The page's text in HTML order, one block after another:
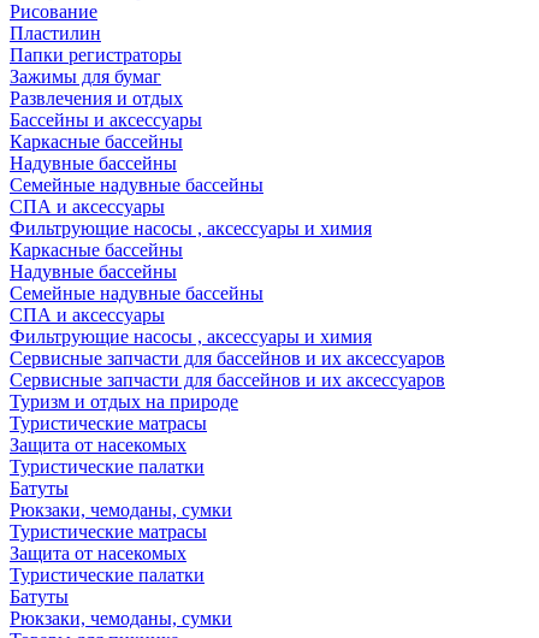
Рисование
Пластилин
Папки регистраторы
Зажимы для бумаг
Развлечения и отдых
Бассейны и аксессуары
Каркасные бассейны
Надувные бассейны
Семейные надувные бассейны
СПА и аксессуары
Фильтрующие насосы , аксессуары и химия
Каркасные бассейны
Надувные бассейны
Семейные надувные бассейны
СПА и аксессуары
Фильтрующие насосы , аксессуары и химия
Cервисные запчасти для бассейнов и их аксессуаров
Cервисные запчасти для бассейнов и их аксессуаров
Туризм и отдых на природе
Туристические матрасы
Защита от насекомых
Туристические палатки
Батуты
Рюкзаки, чемоданы, сумки
Туристические матрасы
Защита от насекомых
Туристические палатки
Батуты
Рюкзаки, чемоданы, сумки